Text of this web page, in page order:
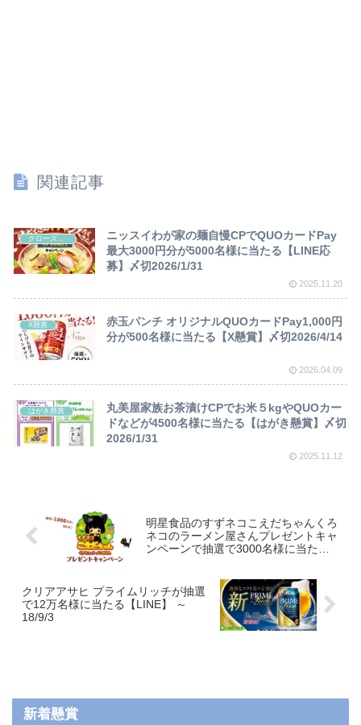
関連記事
クローズド懸賞
ニッスイわが家の麺自慢CPでQUOカードPay
最大3000円分が5000名様に当たる【LINE応
募】〆切2026/1/31
2025.11.20
X懸賞
赤玉パンチ オリジナルQUOカードPay1,000円
分が500名様に当たる【X懸賞】〆切2026/4/14
2026.04.09
はがき懸賞
丸美屋家族お茶漬けCPでお米５kgやQUOカー
ドなどが4500名様に当たる【はがき懸賞】〆切
2026/1/31
2025.11.12
明星食品のすずネコこえだちゃんくろ
ネコのラーメン屋さんプレゼントキャ
ンペーンで抽選で3000名様に当たる
クリアアサヒ プライムリッチが抽選
で12万名様に当たる【LINE】 ～
18/9/3
新着懸賞